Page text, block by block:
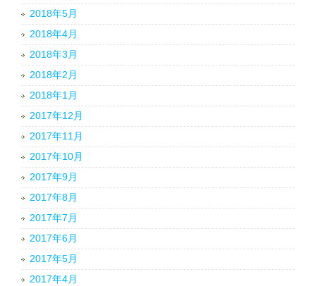
2018年5月
2018年4月
2018年3月
2018年2月
2018年1月
2017年12月
2017年11月
2017年10月
2017年9月
2017年8月
2017年7月
2017年6月
2017年5月
2017年4月